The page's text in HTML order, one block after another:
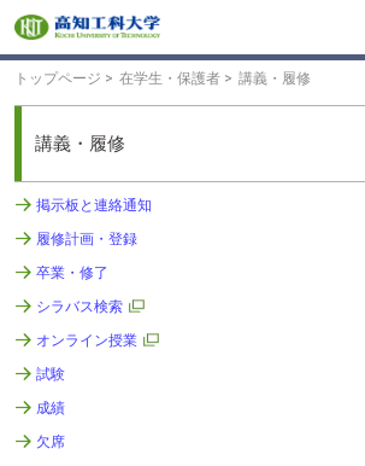
ッ
トップページ 在学生・保護者 講義・履修
講義・履修
掲示板と連絡通知
履修計画・登録
卒業・修了
シラバス検索
オンライン授業
試験
成績
欠席